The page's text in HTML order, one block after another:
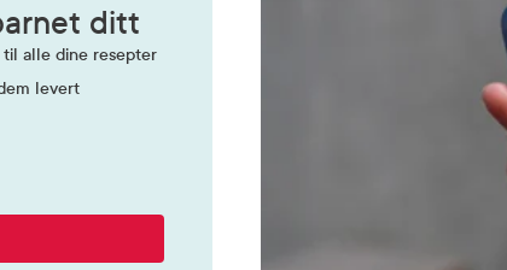
ditt
til alle dine resepter
levert